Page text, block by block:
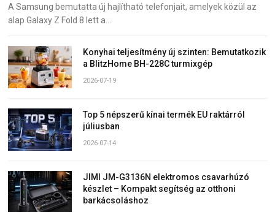
A Samsung bemutatta új hajlítható telefonjait, amelyek közül az
alap Galaxy Z Fold 8 lett a…
Konyhai teljesítmény új szinten: Bemutatkozik
a BlitzHome BH-228C turmixgép
2026-07-19
Top 5 népszerű kínai termék EU raktárról
júliusban
2026-07-14
JIMI JM-G3136N elektromos csavarhúzó
készlet – Kompakt segítség az otthoni
barkácsoláshoz